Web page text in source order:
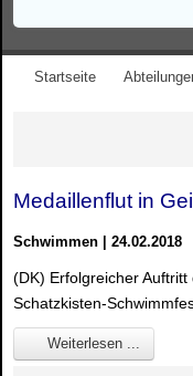
Startseite
Medaillenflut in
Schwimmen | 24.02.2018
(DK) Erfolgreicher
Schatzkisten-
Weiterlesen ...